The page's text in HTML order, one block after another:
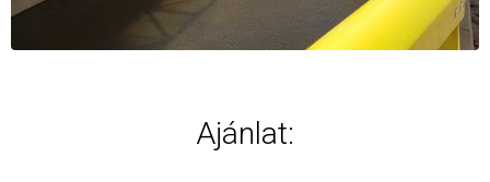
Ajánlat: